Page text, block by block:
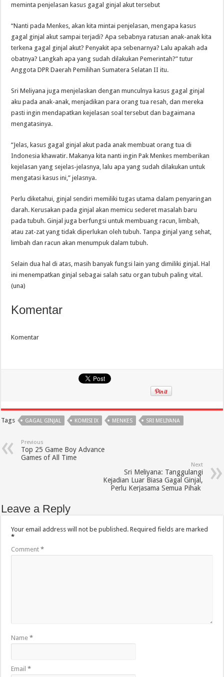
meminta penjelasan kasus gagal ginjal akut tersebut
“Nanti pada Menkes, akan kita mintai penjelasan, mengapa kasus
gagal ginjal akut sampai terjadi? Apa sebabnya ratusan anak-anak kita
terkena gagal ginjal akut? Penyakit apa sebenarnya? Lalu apakah ada
obatnya? Langkah apa yang sudah dilakukan Pemerintah?” tutur
Anggota DPR Daerah Pemilihan Sumatera Selatan II itu.
Sri Meliyana juga menjelaskan dengan munculnya kasus gagal ginjal
aku pada anak-anak, menjadikan para orang tua resah, dan mereka
pasti ingin mendapatkan kejelasan soal tersebut dan bagaimana
mengatasinya.
“Jelas, kasus gagal ginjal akut pada anak membuat orang tua di
Indonesia khawatir. Makanya kita nanti ingin Pak Menkes memberikan
kejelasan yang sejelas-jelasnya, lalu apa yang sudah dilakukan untuk
mengatasi kasus ini,” jelasnya.
Perlu diketahui, ginjal sendiri memiliki tugas utama dalam penyaringan
darah. Kerusakan pada ginjal akan memicu sederet masalah baru
pada tubuh. Ginjal juga berfungsi untuk membuang racun, limbah,
atau zat-zat yang tidak diperlukan oleh tubuh. Tanpa ginjal yang sehat,
limbah dan racun akan menumpuk dalam tubuh.
Selain dua hal di atas, masih banyak fungsi lain yang dimiliki ginjal. Hal
ini menempatkan ginjal sebagai salah satu organ tubuh paling vital.
(una)
Komentar
Komentar
Tags GAGAL GINJAL KOMISI IX MENKES SRI MELIYANA
Previous
Top 25 Game Boy Advance
Games of All Time
Next
Sri Meliyana: Tanggulangi
Kejadian Luar Biasa Gagal Ginjal,
Perlu Kerjasama Semua Pihak
Leave a Reply
Your email address will not be published. Required fields are marked
*
Comment*
Name*
Email*